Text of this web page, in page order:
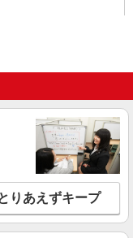
時給1,235円
詳細を見る
北区浮間3-2-9
りあえずキープ